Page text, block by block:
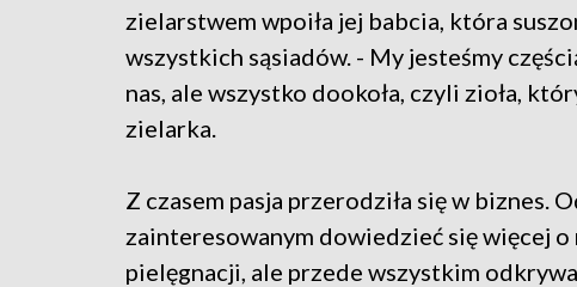
zielarstwem wpoiła jej babcia, która
wszystkich sąsiadów. - My jesteśmy
nas, ale wszystko dookoła, czyli zioła,
zielarka.
Z czasem pasja przerodziła się w biznes.
zainteresowanym dowiedzieć się więcej
pielęgnacji, ale przede wszystkim